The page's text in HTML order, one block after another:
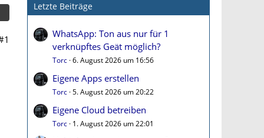
Letzte Beiträge
WhatsApp: Ton aus nur für 1
verknüpftes Geät möglich?
Torc 6. August 2026 um 16:56
Eigene Apps erstellen
Torc 5. August 2026 um 20:22
Eigene Cloud betreiben
Torc 1. August 2026 um 22:01